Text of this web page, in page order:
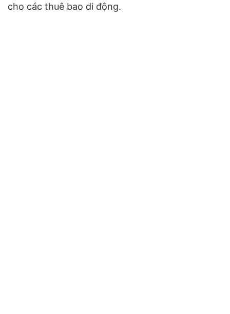
cho các thuê bao di động.